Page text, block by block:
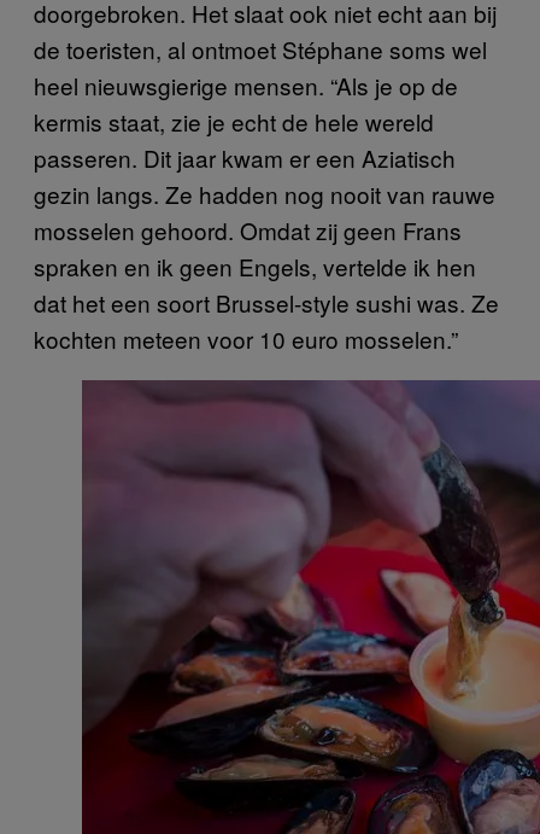
doorgebroken. Het slaat ook niet echt aan bij
de toeristen, al ontmoet Stéphane soms wel
heel nieuwsgierige mensen. “Als je op de
kermis staat, zie je echt de hele wereld
passeren. Dit jaar kwam er een Aziatisch
gezin langs. Ze hadden nog nooit van rauwe
mosselen gehoord. Omdat zij geen Frans
spraken en ik geen Engels, vertelde ik hen
dat het een soort Brussel-style sushi was. Ze
kochten meteen voor 10 euro mosselen.”